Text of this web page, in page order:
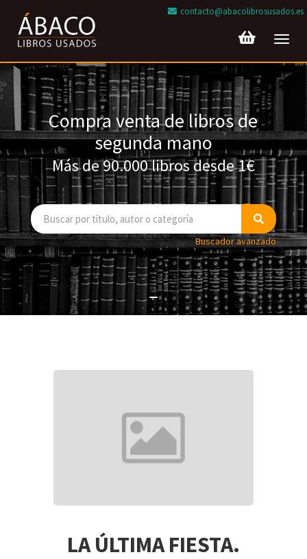
contacto@abacolibrosusados.es
Compra venta de libros de
segunda mano
Más de 90.000 libros desde 1€
Buscador avanzado
LA ÚLTIMA FIESTA.